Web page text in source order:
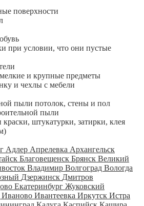
поверхности
при условии, что они пустые
и крупные предметы
и чехлы с мебели
пыли потолок, стены и пол
пыли
штукатурки, затирки, клея
Адлер Апрелевка Архангельск
Благовещенск Брянск Великий
Владимир Волгоград Вологда
Дзержинск Дмитров
Екатеринбург Жуковский
Иваново Ивантеевка Иркутск Истра